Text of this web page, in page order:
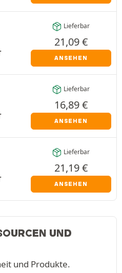
Lieferbar
21,09€
ANSEHEN
Lieferbar
16,89€
ANSEHEN
Lieferbar
21,19€
ANSEHEN
UND
und Produkte.